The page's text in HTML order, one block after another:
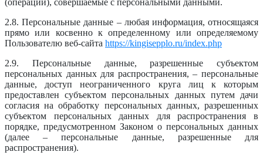
(операции), совершаемые с персональными данными.
2.8. Персональные данные – любая информация, относящаяся
прямо или косвенно к определенному или определяемому
Пользователю веб-сайта https://kingisepplo.ru/index.php
2.9. Персональные данные, разрешенные субъектом
персональных данных для распространения, – персональные
данные, доступ неограниченного круга лиц к которым
предоставлен субъектом персональных данных путем дачи
согласия на обработку персональных данных, разрешенных
субъектом персональных данных для распространения в
порядке, предусмотренном Законом о персональных данных
(далее – персональные данные, разрешенные для
распространения).